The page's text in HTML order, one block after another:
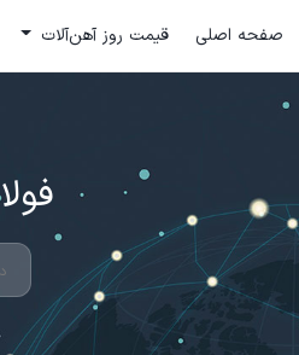
صفحه اصلی قیمت روز آهن‌آلات
فولاد 24 ؛ بزرگترین